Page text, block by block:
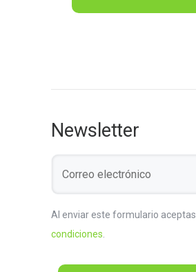
Newsletter
Al enviar este formulario aceptas
condiciones